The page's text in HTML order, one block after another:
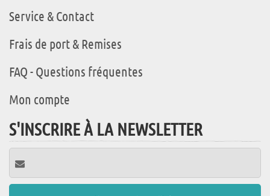
Service & Contact
Frais de port & Remises
FAQ - Questions fréquentes
Mon compte
S'INSCRIRE À LA NEWSLETTER